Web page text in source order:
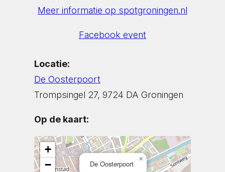
Meer informatie op spotgroningen.nl
Facebook event
Locatie:
De Oosterpoort
Trompsingel 27, 9724 DA Groningen
Op de kaart:
De Oosterpoort
×
+
−